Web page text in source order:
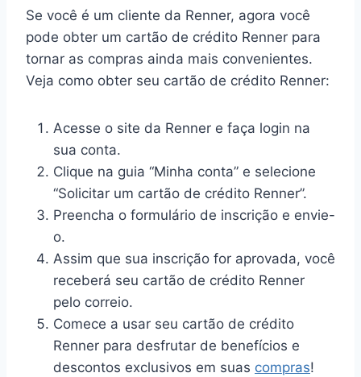
Se você é um cliente da Renner, agora você
pode obter um cartão de crédito Renner para
tornar as compras ainda mais convenientes.
Veja como obter seu cartão de crédito Renner:
Acesse o site da Renner e faça login na
sua conta.
Clique na guia “Minha conta” e selecione
“Solicitar um cartão de crédito Renner”.
Preencha o formulário de inscrição e envie-
o.
Assim que sua inscrição for aprovada, você
receberá seu cartão de crédito Renner
pelo correio.
Comece a usar seu cartão de crédito
Renner para desfrutar de benefícios e
descontos exclusivos em suas compras!